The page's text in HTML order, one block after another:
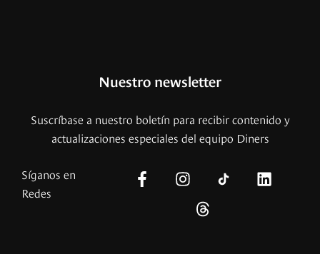
Nuestro newsletter
Suscríbase a nuestro boletín para recibir contenido y
actualizaciones especiales del equipo Diners
Síganos en
Redes